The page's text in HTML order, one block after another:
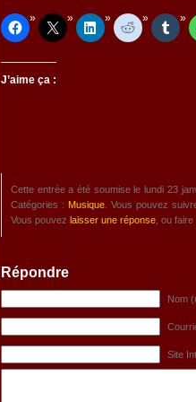
J’aime ça :
Cette entrée a été soumise le lundi 23
Catégories : Musique. Vous pouvez
Vous pouvez laisser une réponse , ou faire
Répondre
Nom
Site